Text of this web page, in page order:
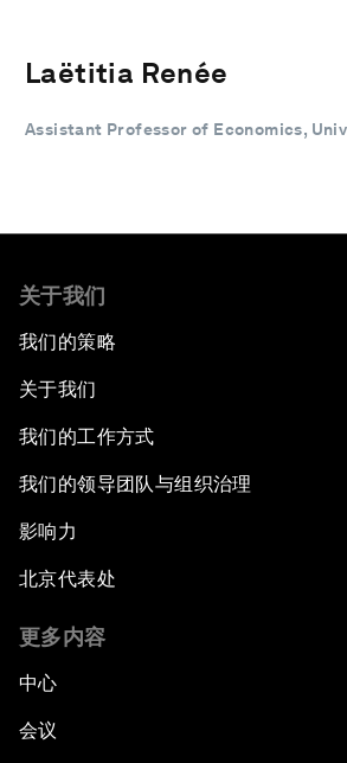
Laëtitia Renée
Assistant Professor of Economics,
关于我们
我们的策略
关于我们
我们的工作方式
我们的领导团队与组织治理
影响力
北京代表处
更多内容
中心
会议